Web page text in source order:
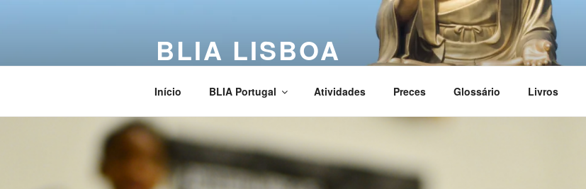
BLIA LISBOA
Início BLIA Portugal Atividades Preces Glossário Livros